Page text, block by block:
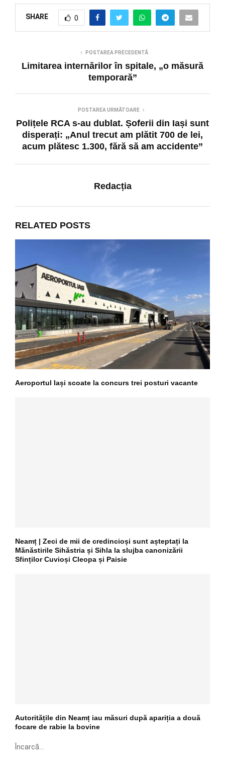
SHARE 0
POSTAREA PRECEDENTĂ
Limitarea internărilor în spitale, „o măsură
temporară”
POSTAREA URMĂTOARE
Polițele RCA s-au dublat. Șoferii din Iași sunt
disperați: „Anul trecut am plătit 700 de lei,
acum plătesc 1.300, fără să am accidente”
Redacția
RELATED POSTS
Aeroportul Iași scoate la concurs trei posturi vacante
Neamț | Zeci de mii de credincioși sunt așteptați la
Mănăstirile Sihăstria și Sihla la slujba canonizării
Sfinților Cuvioși Cleopa și Paisie
Autoritățile din Neamț iau măsuri după apariția a două
focare de rabie la bovine
Încarcă...